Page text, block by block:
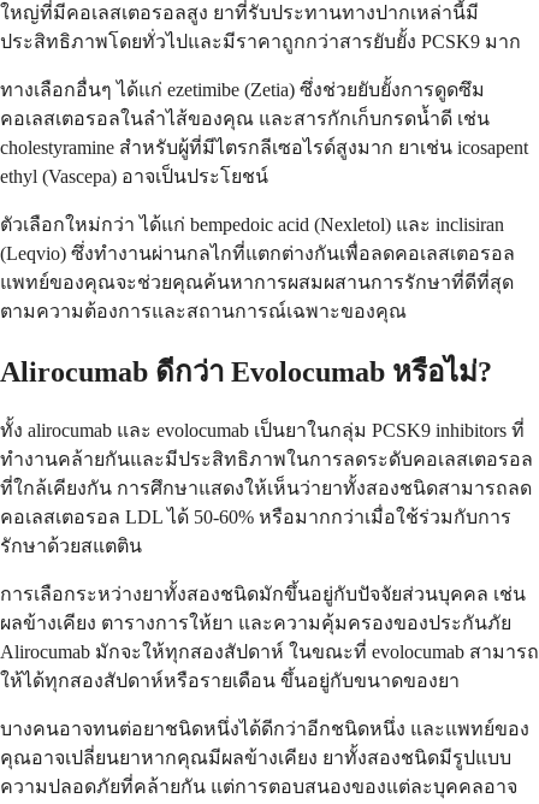
ใหญ่ที่มีคอเลสเตอรอลสูง ยาที่รับประทานทางปากเหล่านี้มี
ประสิทธิภาพโดยทั่วไปและมีราคาถูกกว่าสารยับยั้ง PCSK9 มาก
ทางเลือกอื่นๆ ได้แก่ ezetimibe (Zetia) ซึ่งช่วยยับยั้งการดูดซึม
คอเลสเตอรอลในลำไส้ของคุณ และสารกักเก็บกรดน้ำดี เช่น
cholestyramine สำหรับผู้ที่มีไตรกลีเซอไรด์สูงมาก ยาเช่น icosapent
ethyl (Vascepa) อาจเป็นประโยชน์
ตัวเลือกใหม่กว่า ได้แก่ bempedoic acid (Nexletol) และ inclisiran
(Leqvio) ซึ่งทำงานผ่านกลไกที่แตกต่างกันเพื่อลดคอเลสเตอรอล
แพทย์ของคุณจะช่วยคุณค้นหาการผสมผสานการรักษาที่ดีที่สุด
ตามความต้องการและสถานการณ์เฉพาะของคุณ
Alirocumab ดีกว่า Evolocumab หรือไม่?
ทั้ง alirocumab และ evolocumab เป็นยาในกลุ่ม PCSK9 inhibitors ที่
ทำงานคล้ายกันและมีประสิทธิภาพในการลดระดับคอเลสเตอรอล
ที่ใกล้เคียงกัน การศึกษาแสดงให้เห็นว่ายาทั้งสองชนิดสามารถลด
คอเลสเตอรอล LDL ได้ 50-60% หรือมากกว่าเมื่อใช้ร่วมกับการ
รักษาด้วยสแตติน
การเลือกระหว่างยาทั้งสองชนิดมักขึ้นอยู่กับปัจจัยส่วนบุคคล เช่น
ผลข้างเคียง ตารางการให้ยา และความคุ้มครองของประกันภัย
Alirocumab มักจะให้ทุกสองสัปดาห์ ในขณะที่ evolocumab สามารถ
ให้ได้ทุกสองสัปดาห์หรือรายเดือน ขึ้นอยู่กับขนาดของยา
บางคนอาจทนต่อยาชนิดหนึ่งได้ดีกว่าอีกชนิดหนึ่ง และแพทย์ของ
คุณอาจเปลี่ยนยาหากคุณมีผลข้างเคียง ยาทั้งสองชนิดมีรูปแบบ
ความปลอดภัยที่คล้ายกัน แต่การตอบสนองของแต่ละบุคคลอาจ